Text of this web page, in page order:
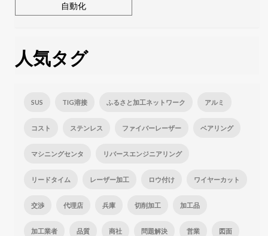
自動化
人気タグ
SUS TIG溶接 ふるさと加工ネットワーク アルミ
コスト ステンレス ファイバーレーザー ベアリング
マシニングセンタ リバースエンジニアリング
リードタイム レーザー加工 ロウ付け ワイヤーカット
交渉 代理店 兵庫 切削加工 加工品
加工業者 品質 商社 問題解決 営業 図面